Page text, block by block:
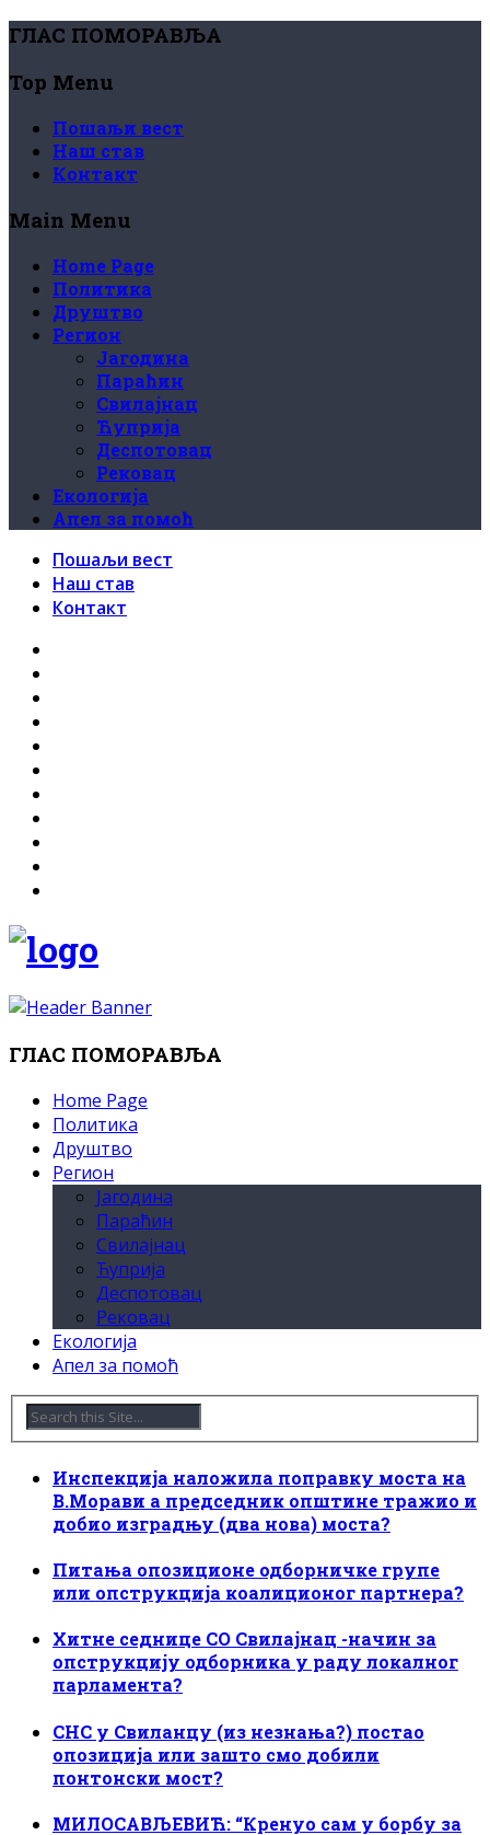
ГЛАС ПОМОРАВЉА
Top Menu
Пошаљи вест
Наш став
Контакт
Main Menu
Home Page
Политика
Друштво
Регион
Јагодина
Параћин
Свилајнац
Ћуприја
Деспотовац
Рековац
Екологија
Апел за помоћ
Пошаљи вест
Наш став
Контакт
ГЛАС ПОМОРАВЉА
Home Page
Политика
Друштво
Регион
Јагодина
Параћин
Свилајнац
Ћуприја
Деспотовац
Рековац
Екологија
Апел за помоћ
Инспекција наложила поправку моста на
В.Морави а председник општине тражио и
добио изградњу (два нова) моста?
Питања опозиционе одборничке групе
или опструкција коалиционог партнера?
Хитне седнице СО Свилајнац -начин за
опструкцију одборника у раду локалног
парламента?
СНС у Свиланцу (из незнања?) постао
опозиција или зашто смо добили
понтонски мост?
МИЛОСАВЉЕВИЋ: “Кренуо сам у борбу за